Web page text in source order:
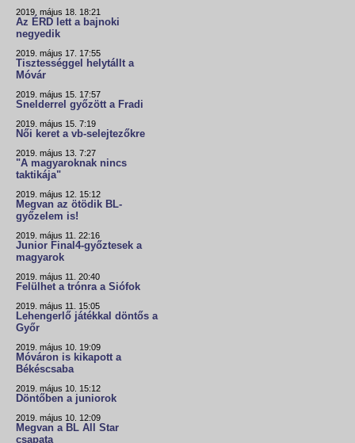
2019. május 18. 18:21
Az ÉRD lett a bajnoki
negyedik
2019. május 17. 17:55
Tisztességgel helytállt a
Móvár
2019. május 15. 17:57
Snelderrel győzött a Fradi
2019. május 15. 7:19
Női keret a vb-selejtezőkre
2019. május 13. 7:27
"A magyaroknak nincs
taktikája"
2019. május 12. 15:12
Megvan az ötödik BL-
győzelem is!
2019. május 11. 22:16
Junior Final4-győztesek a
magyarok
2019. május 11. 20:40
Felülhet a trónra a Siófok
2019. május 11. 15:05
Lehengerlő játékkal döntős a
Győr
2019. május 10. 19:09
Móváron is kikapott a
Békéscsaba
2019. május 10. 15:12
Döntőben a juniorok
2019. május 10. 12:09
Megvan a BL All Star
csapata